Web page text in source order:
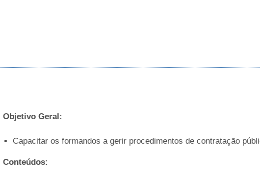
Objetivo Geral:
Capacitar os formandos a gerir procedimentos de contratação
Conteúdos: